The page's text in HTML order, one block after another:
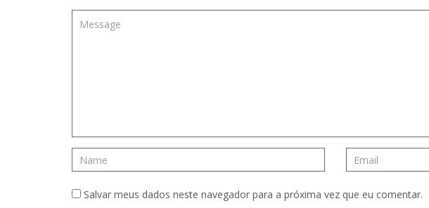
Salvar meus dados neste navegador para a próxima vez que eu comentar.